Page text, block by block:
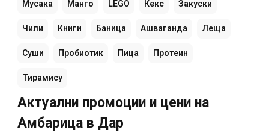
Мусака Манго LEGO Кекс Закуски
Чили Книги Баница Ашваганда Леща
Суши Пробиотик Пица Протеин
Тирамису
Актуални промоции и цени на
Амбарица в Дар